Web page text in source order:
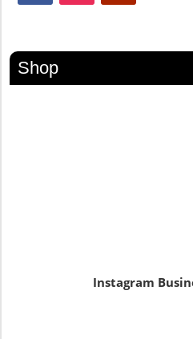
Shop
Instagram